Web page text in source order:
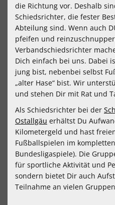
die Richtung vor. Deshalb
Schiedsrichter, die fester
Abteilung sind. Wenn auch
pfeifen und
Verbandschiedsrichter
Dich einfach bei uns. Dabei
jung bist, nebenbei selbst
„alter Hase“ bist. Wir
und stehen Dir mit Rat und
Als Schiedsrichter bei der
Ostallgäu erhältst Du
Kilometergeld und hast
Fußballspielen im
Bundesligaspiele). Die
für sportliche Aktivität und
sondern bietet Dir auch
Teilnahme an vielen